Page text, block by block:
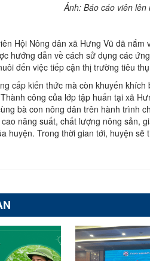
Ảnh: Báo cáo viên
Hội Nông dân xã Hưng Vũ đã
hướng dẫn về cách sử dụng các
đến việc tiếp cận thị trường tiêu
cấp kiến thức mà còn khuyến
công của lớp tập huấn tại xã
bà con nông dân trên hành trình
năng suất, chất lượng nông sản,
huyện. Trong thời gian tới, huyện